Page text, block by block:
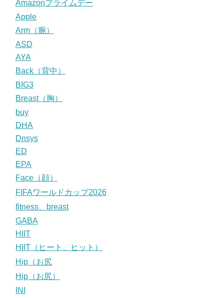
Amazonプライムデー
Apple
Arm（腕）
ASD
AYA
Back（背中）
BIG3
Breast（胸）
buy
DHA
Dnsys
ED
EPA
Face（顔）
FIFAワールドカップ2026
fitness、breast
GABA
HIIT
HIIT（ヒート、ヒット）
Hip（お尻
Hip（お尻）
INI